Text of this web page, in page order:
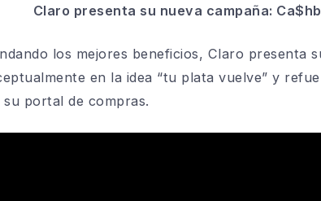
Claro presenta su nueva campaña:
los mejores beneficios, Claro presenta
en la idea “tu plata vuelve” y
portal de compras.